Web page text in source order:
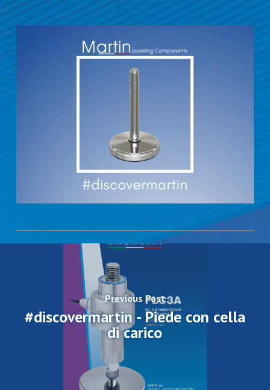
Previous Post
#discovermartin - Piede con cella
di carico